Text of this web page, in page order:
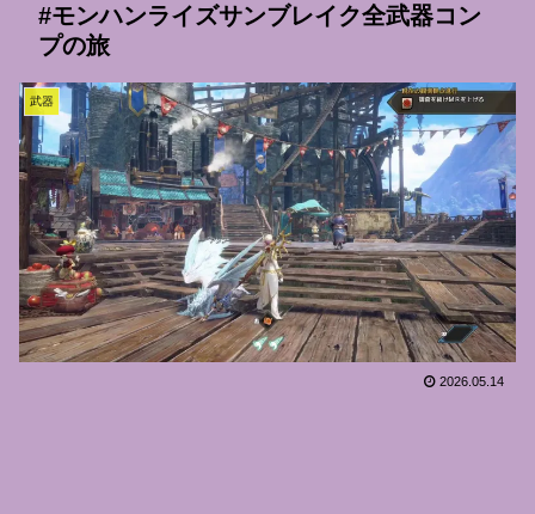
#モンハンライズサンブレイク全武器コン
プの旅
武器
2026.05.14